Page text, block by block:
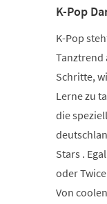
K-Pop
K-Pop
Tanztrend
Schritte,
Lerne zu
die
Stars .
oder
Von